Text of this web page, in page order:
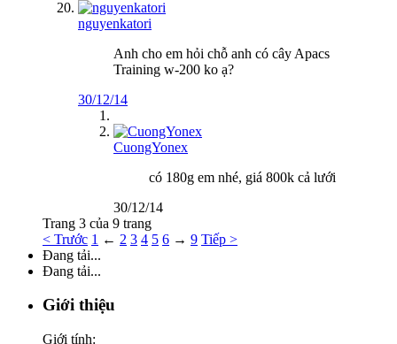
nguyenkatori
Anh cho em hỏi chỗ anh có cây Apacs
Training w-200 ko ạ?
30/12/14
CuongYonex
có 180g em nhé, giá 800k cả lưới
30/12/14
Trang 3 của 9 trang
< Trước 1 ← 2 3 4 5 6 → 9 Tiếp >
Đang tải...
Đang tải...
Giới thiệu
Giới tính: